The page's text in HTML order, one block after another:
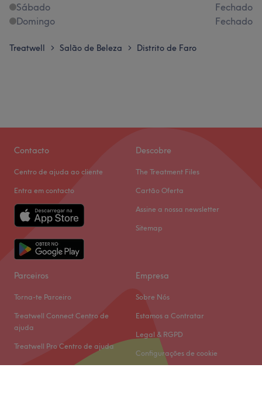
Sábado
Fechado
Domingo
Fechado
Treatwell > Salão de Beleza > Distrito de Faro
Contacto
Centro de ajuda ao cliente
Entra em contacto
Descobre
The Treatment Files
Cartão Oferta
Assine a nossa newsletter
Sitemap
Parceiros
Torna-te Parceiro
Treatwell Connect Centro de
ajuda
Treatwell Pro Centro de ajuda
Empresa
Sobre Nós
Estamos a Contratar
Legal & RGPD
Configurações de cookie